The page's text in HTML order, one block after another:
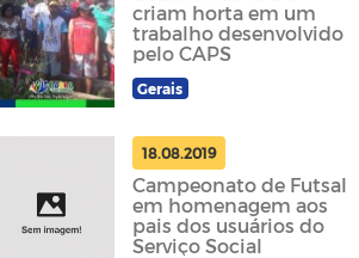
criam horta em um
trabalho desenvolvido
pelo CAPS
Gerais
18.08.2019
Campeonato de Futsal
em homenagem aos
pais dos usuários do
Serviço Social